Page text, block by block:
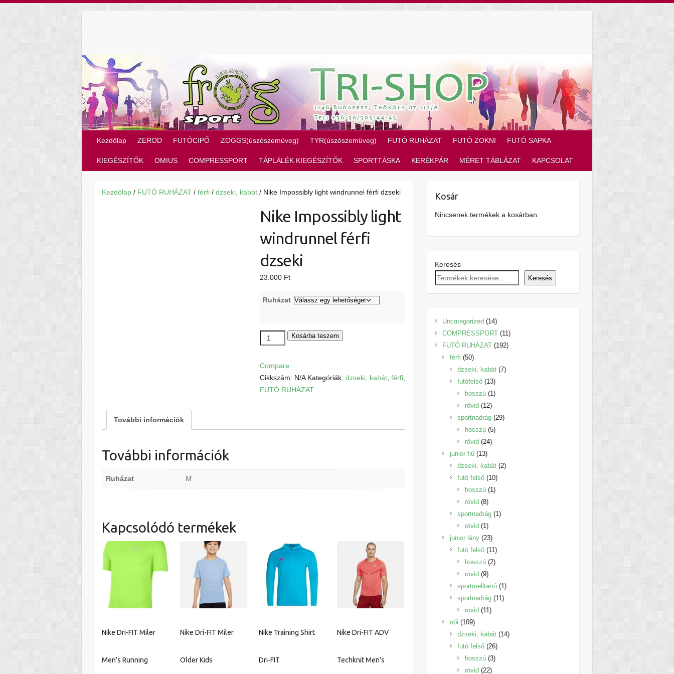
Kezdőlap ZEROD FUTÓCIPŐ ZOGGS(úszószemüveg) TYR(úszószemüveg) FUTÓ RUHÁZAT FUTÓ ZOKNI FUTÓ SAPKA
KIEGÉSZÍTŐK OMIUS COMPRESSPORT TÁPLÁLÉK KIEGÉSZÍTŐK SPORTTÁSKA KERÉKPÁR MÉRET TÁBLÁZAT KAPCSOLAT
Kezdőlap/ FUTÓ RUHÁZAT/ férfi/ dzseki, kabát/ Nike Impossibly light windrunnel férfi dzseki
Nike Impossibly light
windrunnel férfi
dzseki
23.000 Ft
Ruházat
Nike
Impossibly
windrunnel
Kosárba teszem
Compare
Cikkszám: N/A Kategóriák: dzseki, kabát, férfi,
FUTÓ RUHÁZAT
További információk
További információk
Ruházat M
Kapcsolódó termékek
Nike Dri-FIT Miler
Men’s Running
Nike Dri-FIT Miler
Older Kids
Nike Training Shirt
Dri-FIT
Nike Dri-FIT ADV
Techknit Men’s
Kosár
Nincsenek termékek a kosárban.
Keresés
Keresés
Uncategorized 1414
termék
COMPRESSPORT 1111
termék
FUTÓ RUHÁZAT 192192
férfi 5050
termék
dzseki, kabát 77
futófelső 1313
termék
hosszú 11
rövid 1212
termék
sportnadrág 2929
hosszú 55
rövid 2424
junior fiú 1313
termék
dzseki, kabát 22
futó felső 1010
termék
hosszú 11
rövid 88
termék
sportnadrág 11
rövid 11
termék
junior lány 2323
termék
futó felső 1111
termék
hosszú 22
rövid 99
termék
sportmelltartó 11
sportnadrág 1111
rövid 1111
női 109109
termék
dzseki, kabát 1414
futó felső 2626
termék
hosszú 33
rövid 2222